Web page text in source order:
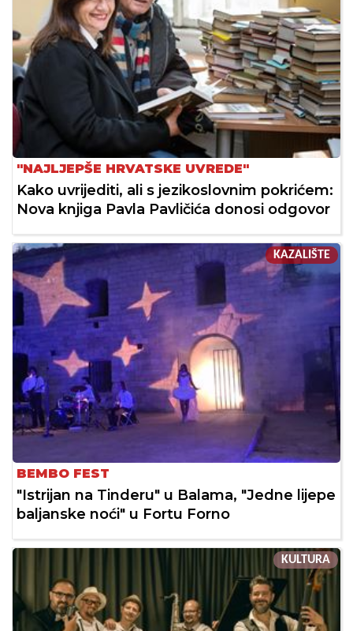
"NAJLJEPŠE HRVATSKE UVREDE"
Kako uvrijediti, ali s jezikoslovnim pokrićem:
Nova knjiga Pavla Pavličića donosi odgovor
KAZALIŠTE
BEMBO FEST
"Istrijan na Tinderu" u Balama, "Jedne lijepe
baljanske noći" u Fortu Forno
KULTURA